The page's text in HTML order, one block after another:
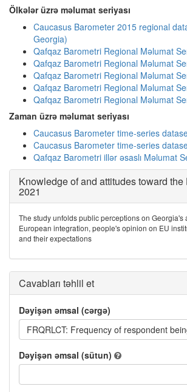
Ölkələr üzrə məlumat seriyası
Caucasus Barometer 2015 regional
Georgia)
Qafqaz Barometri Regional Məlumat
Qafqaz Barometri Regional Məlumat
Qafqaz Barometri Regional Məlumat
Qafqaz Barometri Regional Məlumat
Qafqaz Barometri Regional Məlumat
Zaman üzrə məlumat seriyası
Caucasus Barometer time-series
Caucasus Barometer time-series
Qafqaz Barometri illər əsaslı Məlumat
Knowledge of and attitudes toward the
2021
The study unfolds public perceptions on Georgia's
European integration, people's opinion on EU
and their expectations
Cavabları təhlil et
Dəyişən əmsal (cərgə)
FRQRLCT: Frequency of respondent
Dəyişən əmsal (sütun)